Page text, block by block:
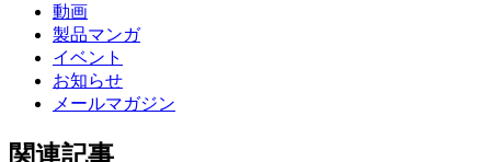
動画
製品マンガ
イベント
お知らせ
メールマガジン
関連記事